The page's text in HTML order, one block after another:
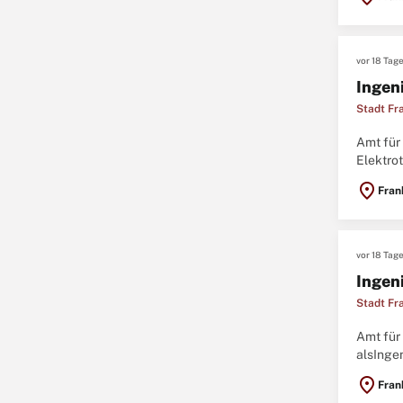
vor 18
Stadt
Amt für
location_on
vor 18
Stadt
Amt für
location_on